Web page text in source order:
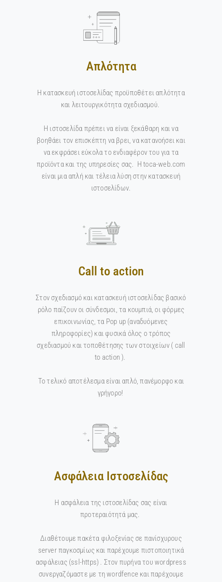
Απλότητα
H κατασκευή ιστοσελίδας προϋποθέτει απλότητα
και λειτουργικότητα σχεδιασμού.
Η ιστοσελίδα πρέπει να είναι ξεκάθαρη και να
βοηθάει τον επισκέπτη να βρει, να κατανοήσει και
να εκφράσει εύκολα το ενδιαφέρον του για τα
προϊόντα και της υπηρεσίες σας. Η toca-web.com
είναι μια απλή και τέλεια λύση στην κατασκευή
ιστοσελίδων.
Call to action
Στον σχεδιασμό και κατασκευή ιστοσελίδας βασικό
ρόλο παίζουν οι σύνδεσμοι, τα κουμπιά, οι φόρμες
επικοινωνίας, τα Pop up (αναδυόμενες
πληροφορίες) και φυσικά όλος ο τρόπος
σχεδιασμού και τοποθέτησης των στοιχείων ( call
to action ).
Το τελικό αποτέλεσμα είναι απλό, πανέμορφο και
γρήγορο!
Ασφάλεια Ιστοσελίδας
Η ασφάλεια της ιστοσελίδας σας είναι
προτεραιότητά μας.
Διαθέτουμε πακέτα φιλοξενίας σε πανίσχυρους
server παγκοσμίως και παρέχουμε πιστοποιητικά
ασφάλειας (ssl-https) . Στον πυρήνα του wordpress
συνεργαζόμαστε με τη wordfence και παρέχουμε